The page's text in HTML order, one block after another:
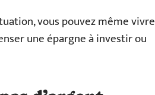
vous pouvez même vivre
une épargne à investir ou